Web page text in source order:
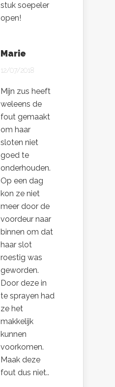
stuk soepeler
open!
Marie
12/07/2018
Mijn zus heeft
weleens de
fout gemaakt
om haar
sloten niet
goed te
onderhouden.
Op een dag
kon ze niet
meer door de
voordeur naar
binnen om dat
haar slot
roestig was
geworden.
Door deze in
te sprayen had
ze het
makkelijk
kunnen
voorkomen.
Maak deze
fout dus niet..